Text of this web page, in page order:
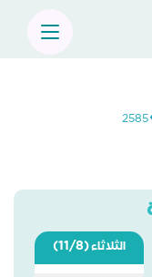
2585
الثلاثاء(11/8)